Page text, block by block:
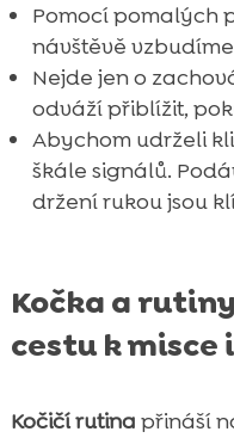
Pomocí pomalých
návštěvě
Nejde jen o
odváží přiblížit,
Abychom udrželi
škále signálů.
držení rukou jsou
Kočka a
cestu k
Kočičí rutina přináší